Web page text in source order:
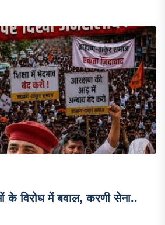
के विरोध में बवाल, करणी सेना..